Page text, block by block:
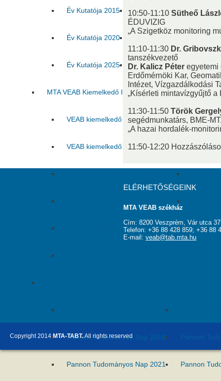
Év Kutatója 2015 Év Kutatója 2016 Év
Év Kutatója 2020 Év Kutatója 2021 Év
Év Kutatója 2025 Az MTA VEAB Év Kutatója
MTA VEAB Kiemelkedő Ifjú Kutatója Díj
VEAB kiemelkedő ifjú kutatója 2015 VEAB
VEAB kiemelkedő ifjú kutatója 2017 VEAB
VEAB kiemelkedő ifjú kutatója 2023 VEAB
Pannon Tudományos Nap 2018 Pannon
Pannon Tudományos Nap 2021 Pannon
10:50-11:10 Sütheő
ÉDUVIZIG
„A Szigetköz monitoring
11:10-11:30 Dr.
tanszékvezető
Dr. Kalicz Péter egyetemi
Erdőmérnöki Kar,
Intézet, Vízgazdálkodási
„Kísérleti mintavízgyűjtő a
11:30-11:50 Török
segédmunkatárs, BME-
„A hazai hordalék-
11:50-12:20
ELÉRHETŐSÉGEINK
MTA VEAB székház
Cím: 8200 Veszprém, Vár utca
Telefon: +36 88 428 859; +36 88
E-mail: veab@tab.mta.hu
Copyright 2014MTA-TABT.All rights reserved